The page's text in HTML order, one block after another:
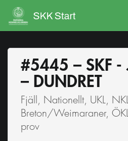
#5445 – SKF -
– DUNDRET
Fjäll, Nationellt, UKL,
Breton/Weimaraner,
prov